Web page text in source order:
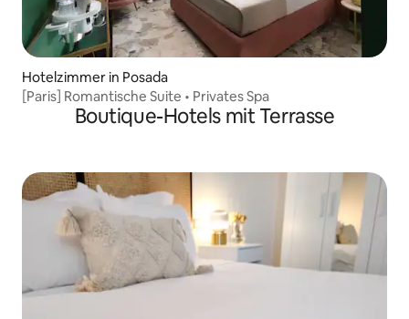
Hotelzimmer in Posada
[Paris] Romantische Suite • Privates Spa
Boutique-Hotels mit Terrasse